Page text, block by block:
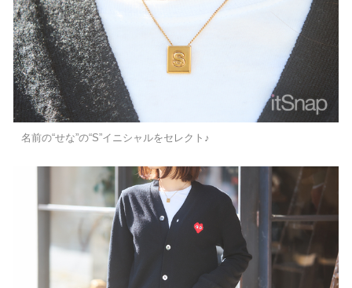
名前の“せな”の“S”イニシャルをセレクト♪